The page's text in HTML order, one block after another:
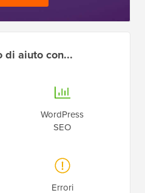
di aiuto con...
WordPress
SEO
Errori